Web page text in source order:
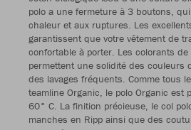
polo a une fermeture à 3 boutons,
chaleur et aux ruptures. Les
garantissent que votre vêtement de
confortable à porter. Les colorants
permettent une solidité des couleurs
des lavages fréquents. Comme tous
teamline Organic, le polo Organic est
60° C. La finition précieuse, le col
manches en Ripp ainsi que des